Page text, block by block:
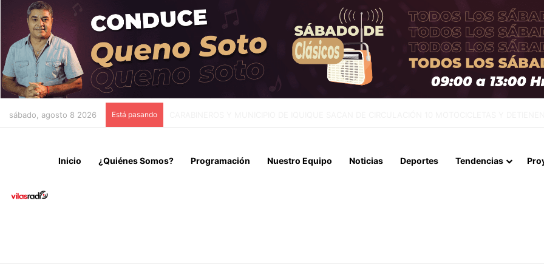
sábado, agosto 8 2026 Está pasando
Inicio ¿Quiénes Somos? Programación Nuestro Equipo Noticias Deportes Tendencias